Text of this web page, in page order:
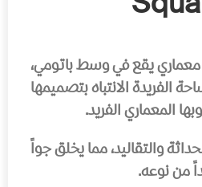
يقع في وسط باتومي،
الفريدة الانتباه بتصميمها
المعماري الفريد.
والتقاليد، مما يخلق جواً
من نوعه.